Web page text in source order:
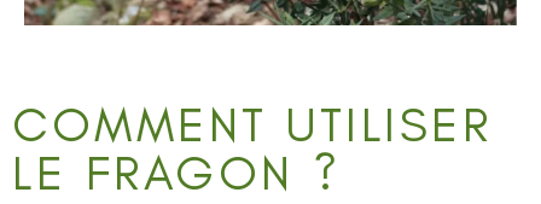
COMMENT UTILISER
LE FRAGON ?